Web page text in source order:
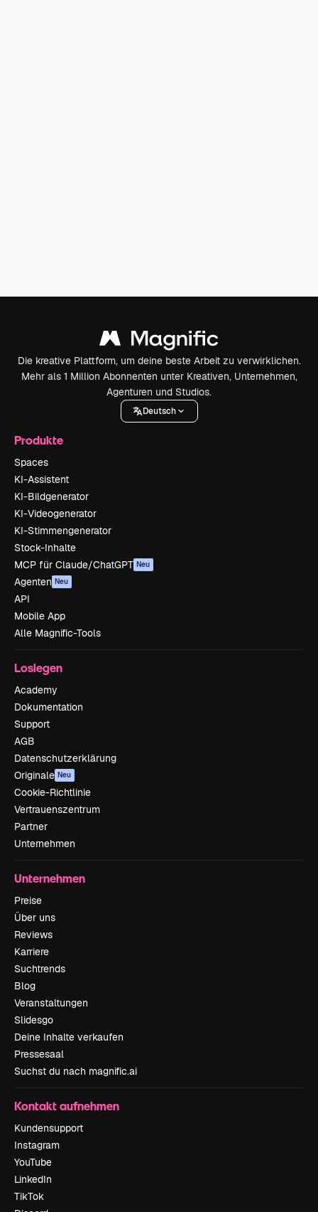
Die kreative Plattform, um deine beste Arbeit zu verwirklichen.
Mehr als 1 Million Abonnenten unter Kreativen, Unternehmen,
Agenturen und Studios.
Deutsch
Produkte
Spaces
KI-Assistent
KI-Bildgenerator
KI-Videogenerator
KI-Stimmengenerator
Stock-Inhalte
MCP für Claude/ChatGPT Neu
Agenten Neu
API
Mobile App
Alle Magnific-Tools
Loslegen
Academy
Dokumentation
Support
AGB
Datenschutzerklärung
Originale Neu
Cookie-Richtlinie
Vertrauenszentrum
Partner
Unternehmen
Unternehmen
Preise
Über uns
Reviews
Karriere
Suchtrends
Blog
Veranstaltungen
Slidesgo
Deine Inhalte verkaufen
Pressesaal
Suchst du nach magnific.ai
Kontakt aufnehmen
Kundensupport
Instagram
YouTube
LinkedIn
TikTok